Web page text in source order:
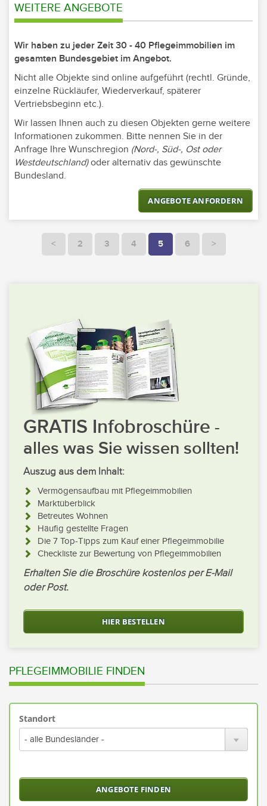
WEITERE ANGEBOTE
Wir haben zu jeder Zeit 30 - 40 Pflegeimmobilien im
gesamten Bundesgebiet im Angebot.
Nicht alle Objekte sind online aufgeführt (rechtl. Gründe,
einzelne Rückläufer, Wiederverkauf, späterer
Vertriebsbeginn etc.).
Wir lassen Ihnen auch zu diesen Objekten gerne weitere
Informationen zukommen. Bitte nennen Sie in der
Anfrage Ihre Wunschregion (Nord-, Süd-, Ost oder
Westdeutschland)oder alternativ das gewünschte
Bundesland.
ANGEBOTE ANFORDERN
< 2 3 4 5 6 >
GRATIS Infobroschüre -
alles was Sie wissen sollten!
Auszug aus dem Inhalt:
Vermögensaufbau mit Pflegeimmobilien
Marktüberblick
Betreutes Wohnen
Häufig gestellte Fragen
Die 7 Top-Tipps zum Kauf einer Pflegeimmobilie
Checkliste zur Bewertung von Pflegeimmobilien
Erhalten Sie die Broschüre kostenlos per E-Mail
oder Post.
HIER BESTELLEN
PFLEGEIMMOBILIE FINDEN
Standort